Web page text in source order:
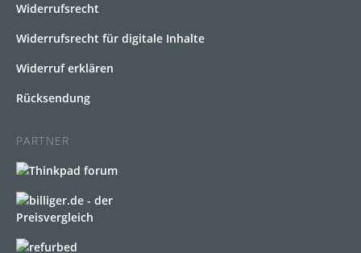
Widerrufsrecht
Widerrufsrecht für digitale Inhalte
Widerruf erklären
Rücksendung
PARTNER